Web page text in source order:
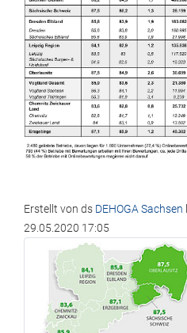
Erstellt von ds DEHOGA Sachsen
29.05.2020 17:05